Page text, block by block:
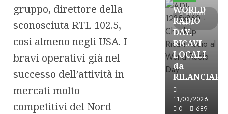
gruppo, direttore della
sconosciuta RTL 102.5,
così almeno negli USA. I
bravi operativi già nel
successo dell’attività in
mercati molto
competitivi del Nord
3 minuti
letti
WORLD
RADIO
DAY,
RICAVI
LOCALI
da
RILANCIARE
11/03/2026
0
689
Astorri News
FREE